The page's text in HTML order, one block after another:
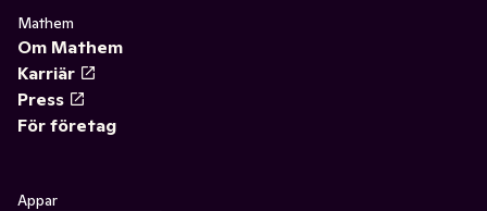
Mathem
Om Mathem
Karriär
Press
För företag
Appar